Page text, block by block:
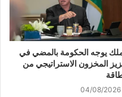
يوجه الحكومة بالمضي في
المخزون الاستراتيجي من
04/08/2026